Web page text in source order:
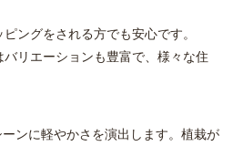
ングをされる方でも安心です。
リエーションも豊富で、様々な住
ンに軽やかさを演出します。植栽が